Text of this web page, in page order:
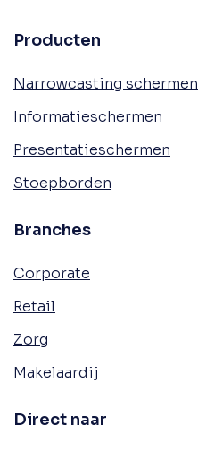
Producten
Narrowcasting schermen
Informatieschermen
Presentatieschermen
Stoepborden
Branches
Corporate
Retail
Zorg
Makelaardij
Direct naar